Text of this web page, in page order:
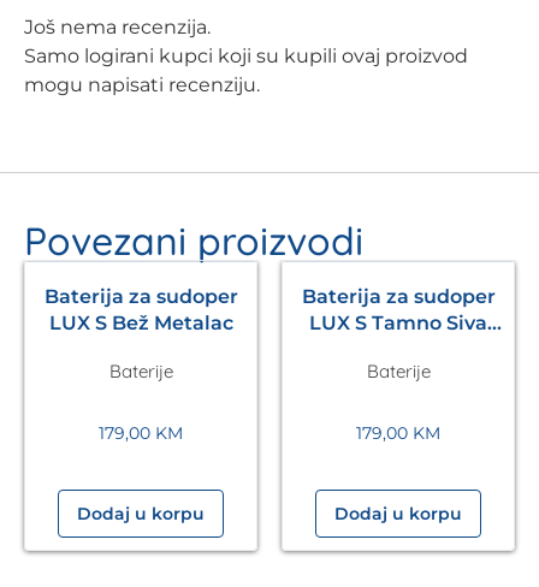
Još nema recenzija.
Samo logirani kupci koji su kupili ovaj proizvod
mogu napisati recenziju.
Povezani proizvodi
Baterija za sudoper
LUX S Bež Metalac
Baterije
179,00 KM
Dodaj u korpu
Baterija za sudoper
LUX S Tamno Siva
Baterije
179,00 KM
Dodaj u korpu